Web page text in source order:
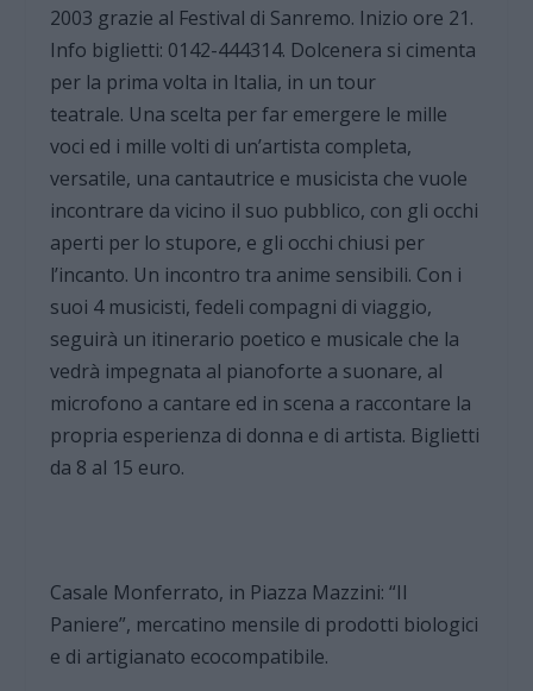
2003 grazie al Festival di Sanremo. Inizio ore 21.
Info biglietti: 0142-444314. Dolcenera si cimenta
per la prima volta in Italia, in un tour
teatrale. Una scelta per far emergere le mille
voci ed i mille volti di un’artista completa,
versatile, una cantautrice e musicista che vuole
incontrare da vicino il suo pubblico, con gli occhi
aperti per lo stupore, e gli occhi chiusi per
l’incanto. Un incontro tra anime sensibili. Con i
suoi 4 musicisti, fedeli compagni di viaggio,
seguirà un itinerario poetico e musicale che la
vedrà impegnata al pianoforte a suonare, al
microfono a cantare ed in scena a raccontare la
propria esperienza di donna e di artista. Biglietti
da 8 al 15 euro.
Casale Monferrato, in Piazza Mazzini: “Il
Paniere”, mercatino mensile di prodotti biologici
e di artigianato ecocompatibile.